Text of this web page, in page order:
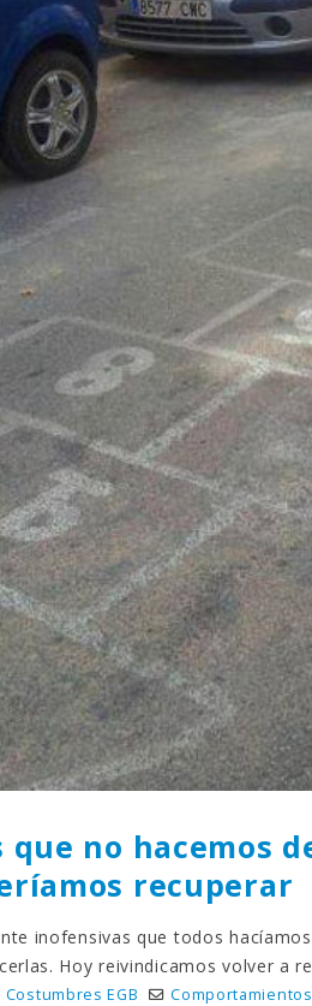
que no hacemos
recuperar
inofensivas que todos
Hoy reivindicamos volver a
Costumbres EGB Comportamientos